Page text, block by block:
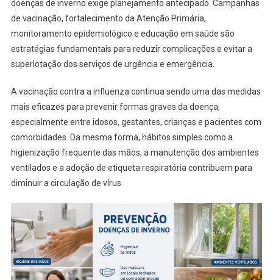
doenças de inverno exige planejamento antecipado. Campanhas
de vacinação, fortalecimento da Atenção Primária,
monitoramento epidemiológico e educação em saúde são
estratégias fundamentais para reduzir complicações e evitar a
superlotação dos serviços de urgência e emergência.
A vacinação contra a influenza continua sendo uma das medidas
mais eficazes para prevenir formas graves da doença,
especialmente entre idosos, gestantes, crianças e pacientes com
comorbidades. Da mesma forma, hábitos simples como a
higienização frequente das mãos, a manutenção dos ambientes
ventilados e a adoção de etiqueta respiratória contribuem para
diminuir a circulação de vírus.